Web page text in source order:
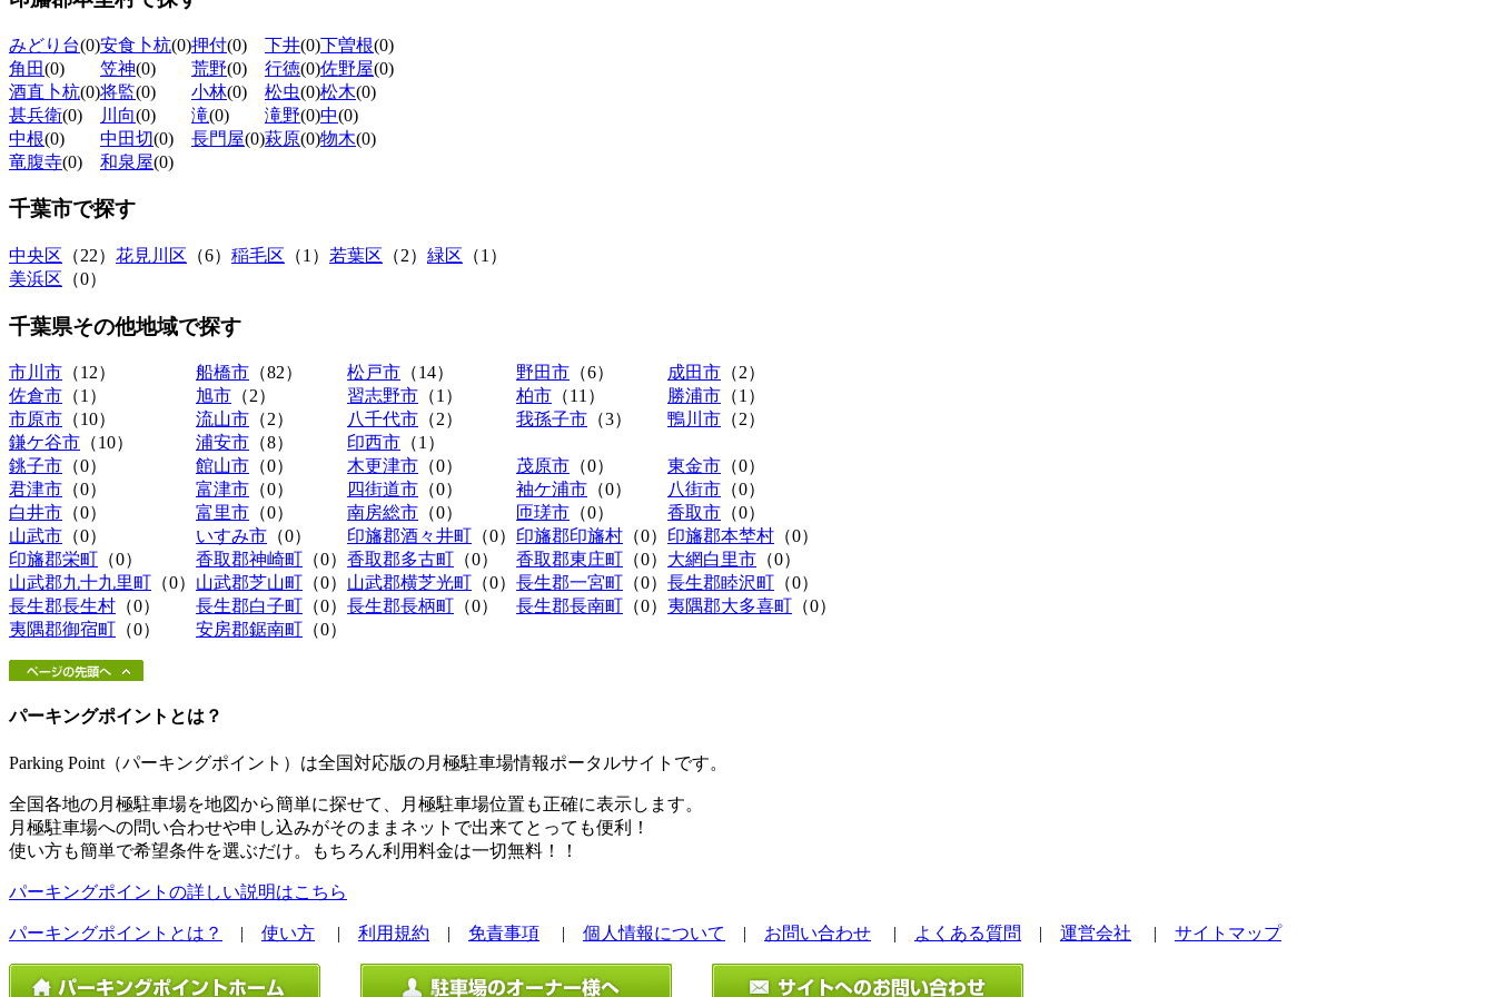
みどり台(0)安食卜杭(0)押付(0) 下井(0)下曽根(0)
角田(0) 笠神(0) 荒野(0) 行徳(0)佐野屋(0)
酒直卜杭(0)将監(0) 小林(0) 松虫(0)松木(0)
甚兵衛(0) 川向(0) 滝(0) 滝野(0)中(0)
中根(0) 中田切(0) 長門屋(0)萩原(0)物木(0)
竜腹寺(0) 和泉屋(0)
千葉市で探す
中央区 （22） 花見川区 （6） 稲毛区 （1） 若葉区 （2） 緑区 （1）
美浜区 （0）
千葉県その他地域で探す
市川市 （12） 船橋市 （82） 松戸市 （14） 野田市 （6） 成田市 （2）
佐倉市 （1） 旭市 （2） 習志野市 （1） 柏市 （11） 勝浦市 （1）
市原市 （10） 流山市 （2） 八千代市 （2） 我孫子市 （3） 鴨川市 （2）
鎌ケ谷市 （10） 浦安市 （8） 印西市 （1）
銚子市 （0） 館山市 （0） 木更津市 （0） 茂原市 （0） 東金市 （0）
君津市 （0） 富津市 （0） 四街道市 （0） 袖ケ浦市 （0） 八街市 （0）
白井市 （0） 富里市 （0） 南房総市 （0） 匝瑳市 （0） 香取市 （0）
山武市 （0） いすみ市 （0） 印旛郡酒々井町 （0） 印旛郡印旛村 （0） 印旛郡本埜村 （0）
印旛郡栄町 （0） 香取郡神崎町 （0） 香取郡多古町 （0） 香取郡東庄町 （0） 大網白里市 （0）
山武郡九十九里町 （0） 山武郡芝山町 （0） 山武郡横芝光町 （0） 長生郡一宮町 （0） 長生郡睦沢町 （0）
長生郡長生村 （0） 長生郡白子町 （0） 長生郡長柄町 （0） 長生郡長南町 （0） 夷隅郡大多喜町 （0）
夷隅郡御宿町 （0） 安房郡鋸南町 （0）
パーキングポイントとは？
Parking Point（パーキングポイント）は全国対応版の月極駐車場情報ポータルサイトです。
全国各地の月極駐車場を地図から簡単に探せて、月極駐車場位置も正確に表示します。
月極駐車場への問い合わせや申し込みがそのままネットで出来てとっても便利！
使い方も簡単で希望条件を選ぶだけ。もちろん利用料金は一切無料！！
パーキングポイントの詳しい説明はこちら
パーキングポイントとは？ | 使い方 | 利用規約 | 免責事項 | 個人情報について | お問い合わせ | よくある質問 | 運営会社 | サイトマップ